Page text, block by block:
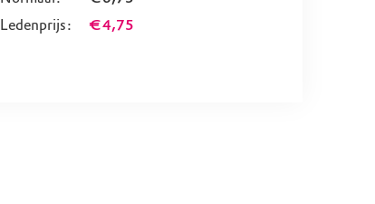
Ledenprijs:
€ 4,75